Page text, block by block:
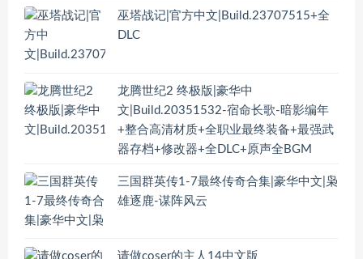
巫塔战记|官方中文|Build.23707515+全
DLC
龙腾世纪2 终极版|豪华中
文|Build.20351532-宿命长歌-暗影编年
+整合高清材质+全职业最终装备+最强武
器存档+修改器+全DLC+原声全BGM
三国群英传1-7最终传奇合集|豪华中文|枭
雄逐鹿-谋阵风云
请做coser的主人14中文版